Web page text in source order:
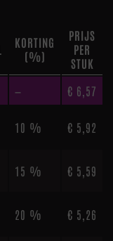
KORTING
(%)
PRIJS
PER
STUK
— € 6,57
10 % € 5,92
15 % € 5,59
20 % € 5,26